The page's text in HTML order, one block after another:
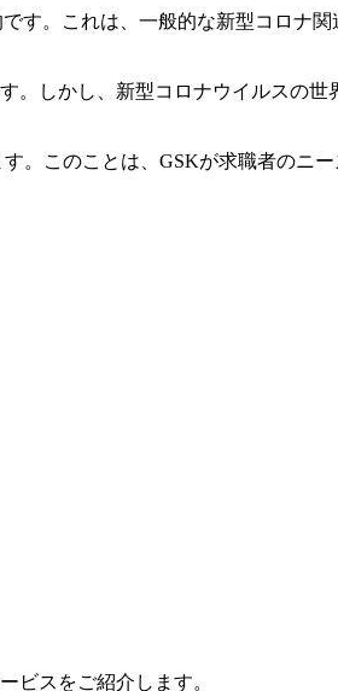
す。これは、一般的な新型コロナ
しかし、新型コロナウイルスの
。このことは、GSKが求職者のニ
ビスをご紹介します。